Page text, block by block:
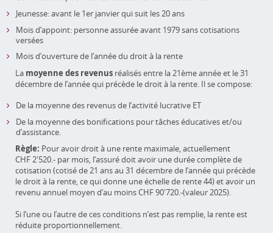
Jeunesse: avant le 1er janvier qui suit les 20 ans
Mois d’appoint: personne assurée avant 1979 sans cotisations
versées
Mois d’ouverture de l’année du droit à la rente
La moyenne des revenus réalisés entre la 21ème année et le 31
décembre de l’année qui précède le droit à la rente. Il se compose:
De la moyenne des revenus de l’activité lucrative ET
De la moyenne des bonifications pour tâches éducatives et/ou
d’assistance.
Règle: Pour avoir droit à une rente maximale, actuellement
CHF 2'520.- par mois, l’assuré doit avoir une durée complète de
cotisation (cotisé de 21 ans au 31 décembre de l’année qui précède
le droit à la rente, ce qui donne une échelle de rente 44) et avoir un
revenu annuel moyen d’au moins CHF 90'720.-(valeur 2025).
Si l’une ou l’autre de ces conditions n’est pas remplie, la rente est
réduite proportionnellement.